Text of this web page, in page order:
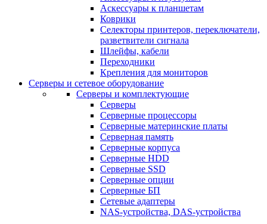
Аскессуары к планшетам
Коврики
Селекторы принтеров, переключатели,
разветвители сигнала
Шлейфы, кабели
Переходники
Крепления для мониторов
Серверы и сетевое оборудование
Серверы и комплектующие
Серверы
Серверные процессоры
Серверные материнские платы
Серверная память
Серверные корпуса
Серверные HDD
Серверные SSD
Серверные опции
Серверные БП
Сетевые адаптеры
NAS-устройства, DAS-устройства